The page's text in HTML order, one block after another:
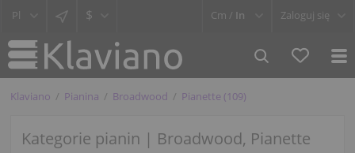
$ Cm / In Zaloguj się
Klaviano Pianina Broadwood Pianette (109)
Kategorie pianin | Broadwood, Pianette